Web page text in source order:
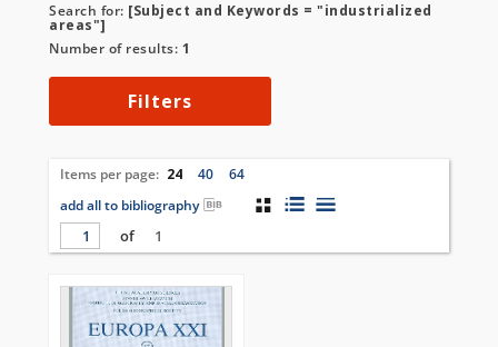
Search for: [Subject and Keywords = "industrialized
areas"]
Number of results: 1
Filters
Items per page: 24 40
64
add all to bibliography
of
1